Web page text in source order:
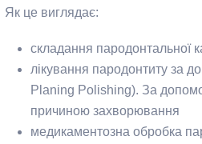
Як це виглядає:
складання пародонтальної
лікування пародонтиту за
Planing Polishing). За
причиною захворювання
медикаментозна обробка